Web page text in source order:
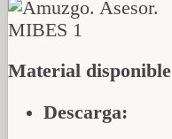
Material disponible
Descarga: